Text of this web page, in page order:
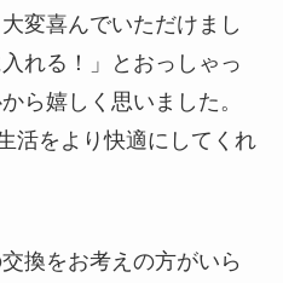
変喜んでいただけまし
れる！」とおっしゃっ
ら嬉しく思いました。
活をより快適にしてくれ
換をお考えの方がいら